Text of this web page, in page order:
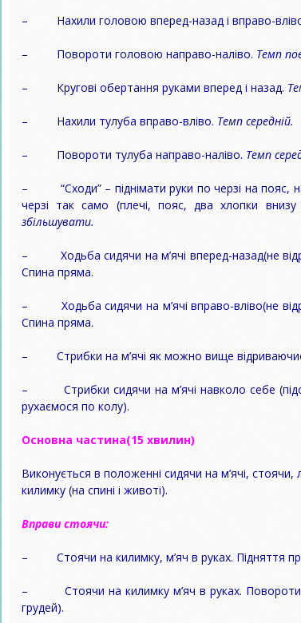
– Нахили головою вперед-назад і вправо-
– Повороти головою направо-наліво. Темп
– Кругові обертання руками вперед і назад.
– Нахили тулуба вправо-вліво. Темп середній.
– Повороти тулуба направо-наліво. Темп
– “Сходи” – піднімати руки по черзі на пояс,
черзі так само (плечі, пояс, два хлопки
збільшувати.
– Ходьба сидячи на м’ячі вперед-назад(не
Спина пряма.
– Ходьба сидячи на м’ячі вправо-вліво(не
Спина пряма.
– Стрибки на м’ячі як можно вище
– Стрибки сидячи на м’ячі навколо себе
рухаємося по колу).
Основна частина(15 хвилин)
Виконується в положенні сидячи на м’ячі, стоячи,
килимку (на спині і животі).
Вправи стоячи:
– Стоячи на килимку, м’яч в руках. Підняття
– Стоячи на килимку м’яч в руках. Повороти
грудей).